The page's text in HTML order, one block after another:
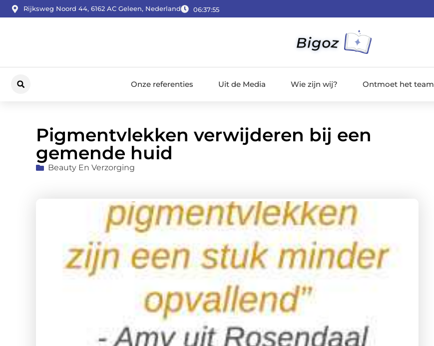
Rijksweg Noord 44, 6162 AC Geleen, Nederland 06:37:56
Onze referenties Uit de Media Wie zijn wij? Ontmoet het team
Pigmentvlekken verwijderen bij een
gemende huid
Beauty En Verzorging